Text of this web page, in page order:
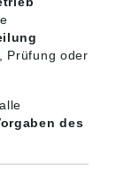
Prüfung oder
des